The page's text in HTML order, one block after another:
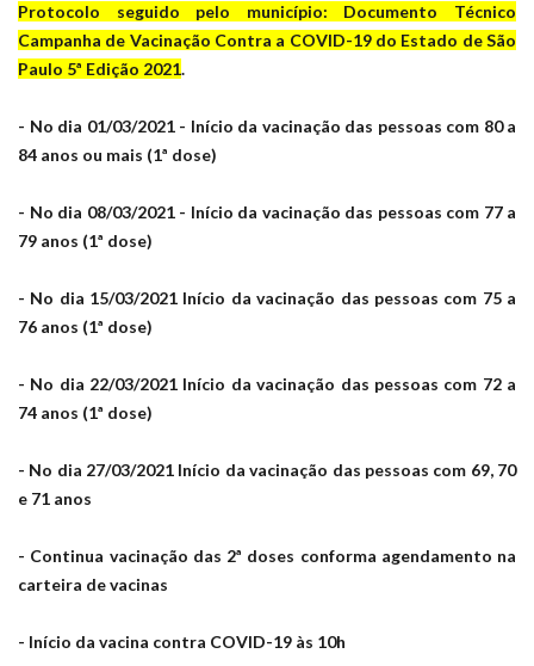
Protocolo seguido pelo município: Documento Técnico
Campanha de Vacinação Contra a COVID-19 do Estado de São
Paulo 5ª Edição 2021.
- No dia 01/03/2021 - Início da vacinação das pessoas com 80 a
84 anos ou mais (1ª dose)
- No dia 08/03/2021 - Início da vacinação das pessoas com 77 a
79 anos (1ª dose)
- No dia 15/03/2021 Início da vacinação das pessoas com 75 a
76 anos (1ª dose)
- No dia 22/03/2021 Início da vacinação das pessoas com 72 a
74 anos (1ª dose)
- No dia 27/03/2021 Início da vacinação das pessoas com 69, 70
e 71 anos
- Continua vacinação das 2ª doses conforma agendamento na
carteira de vacinas
- Início da vacina contra COVID-19 às 10h